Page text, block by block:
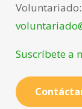
Voluntariado:
Suscríbete a